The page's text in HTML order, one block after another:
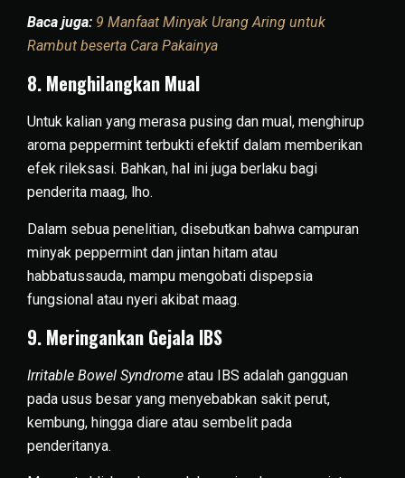
Baca juga: 9 Manfaat Minyak Urang Aring untuk
Rambut beserta Cara Pakainya
8. Menghilangkan Mual
Untuk kalian yang merasa pusing dan mual, menghirup
aroma peppermint terbukti efektif dalam memberikan
efek rileksasi. Bahkan, hal ini juga berlaku bagi
penderita maag, lho.
Dalam sebua penelitian, disebutkan bahwa campuran
minyak peppermint dan jintan hitam atau
habbatussauda, mampu mengobati dispepsia
fungsional atau nyeri akibat maag.
9. Meringankan Gejala IBS
Irritable Bowel Syndrome atau IBS adalah gangguan
pada usus besar yang menyebabkan sakit perut,
kembung, hingga diare atau sembelit pada
penderitanya.